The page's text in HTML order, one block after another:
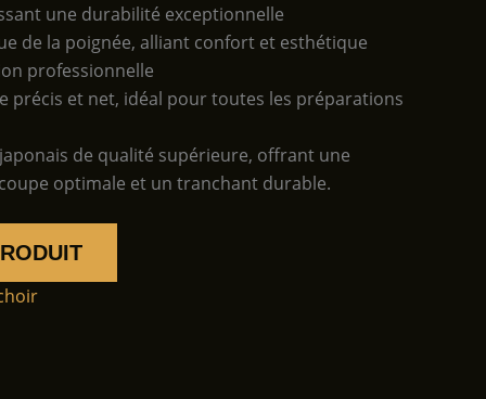
une durabilité exceptionnelle
de la poignée, alliant confort et esthétique
professionnelle
précis et net, idéal pour toutes les préparations
de qualité supérieure, offrant une
optimale et un tranchant durable.